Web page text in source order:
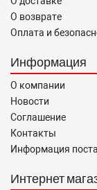
О возврате
Оплата и
Информация
О компании
Новости
Соглашение
Контакты
Информация
Интернет